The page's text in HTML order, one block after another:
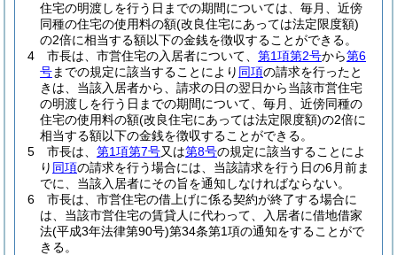
住宅の明渡しを行う日までの期間については、毎月、近傍
同種の住宅の使用料の額(改良住宅にあっては法定限度額)
の2倍に相当する額以下の金銭を徴収することができる。
4
市長は、市営住宅の入居者について、 第1項第2号から第6
号までの規定に該当することにより 同項の請求を行ったと
きは、当該入居者から、請求の日の翌日から当該市営住宅
の明渡しを行う日までの期間について、毎月、近傍同種の
住宅の使用料の額(改良住宅にあっては法定限度額)の2倍に
相当する額以下の金銭を徴収することができる。
5
市長は、 第1項第7号又は第8号の規定に該当することによ
り 同項の請求を行う場合には、当該請求を行う日の6月前ま
でに、当該入居者にその旨を通知しなければならない。
6
市長は、市営住宅の借上げに係る契約が終了する場合に
は、当該市営住宅の賃貸人に代わって、入居者に借地借家
法(平成3年法律第90号)第34条第1項の通知をすることがで
きる。